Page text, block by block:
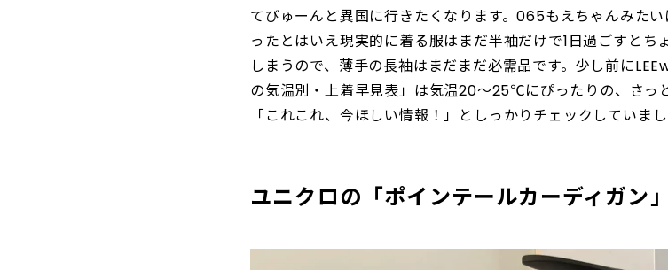
てびゅーんと異国に行きたくなります。065もえちゃんみた
ったとはいえ現実的に着る服はまだ半袖だけで1日過ごすと
しまうので、薄手の長袖はまだまだ必需品です。少し前に
の気温別・上着早見表」は気温20〜25℃にぴったりの、さっ
「これこれ、今ほしい情報！」としっかりチェックしていまし
ユニクロの「ポインテールカーディガン